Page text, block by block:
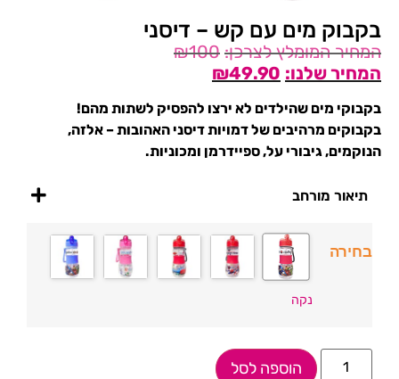
בקבוק מים עם קש – דיסני
₪100
₪49.90
בקבוקי מים שהילדים לא ירצו להפסיק לשתות מהם!
בקבוקים מרהיבים של דמויות דיסני האהובות – אלזה,
הנוקמים, גיבורי על, ספיידרמן ומכוניות.
תיאור מורחב
בחירה
נקה
הוספה לסל